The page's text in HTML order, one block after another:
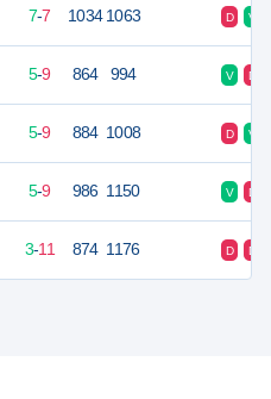
7-7 1034 1063 D V
5-9 864 994 V D
5-9 884 1008 D V
5-9 986 1150 V D
3-11 874 1176 D D